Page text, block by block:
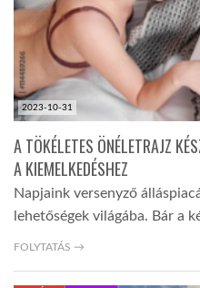
2023-10-31
A TÖKÉLETES ÖNÉLETRAJZ
A KIEMELKEDÉSHEZ
Napjaink versenyző
lehetőségek világába. Bár a
FOLYTATÁS →